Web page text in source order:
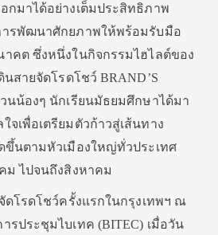
กมาได้อย่างเต็มประสิทธิภาพ
ารพัฒนาศักยภาพให้พร้อมรับมือ
คต ซึ่งหนึ่งในกิจกรรมไฮไลต์ของ
สายจัดโรดโชว์ BRAND’S
นน้องๆ นักเรียนมัธยมศึกษาได้มา
จเพื่อเตรียมตัวก้าวสู่เส้นทาง
ขึ้นตามหัวเมืองใหญ่ทั่วประเทศ
ม ไปจนถึงสิงหาคม
ดโรดโชว์ครั้งแรกในกรุงเทพฯ ณ
รประชุมไบเทค (BITEC) เมื่อวัน